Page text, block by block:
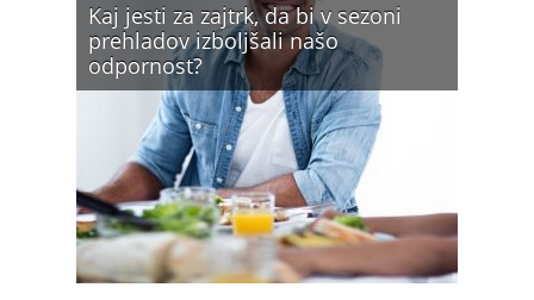
Kaj jesti za zajtrk, da bi v sezoni
prehladov izboljšali našo
odpornost?